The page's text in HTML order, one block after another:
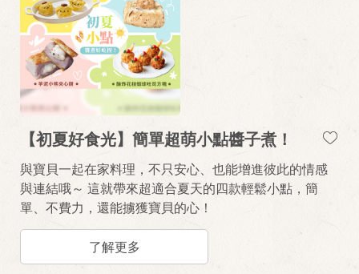
【初夏好食光】簡單超萌小點醬子煮！
與寶貝一起在家料理，不只安心、也能增進彼此的情感
與連結哦～ 這就帶來超適合夏天的四款輕鬆小點，簡
單、不費力，還能擄獲寶貝的心！
了解更多